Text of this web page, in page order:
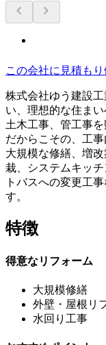
chevron_left chevron_right
この会社に見積も
株式会社ゆう建設
い、理想的な住ま
土木工事、管工事
だからこその、工
大規模な修繕、増
栽、システムキッ
トバスへの変更工
す。
特徴
得意なリフォーム
大規模修繕
外壁・屋根リ
水回り工事